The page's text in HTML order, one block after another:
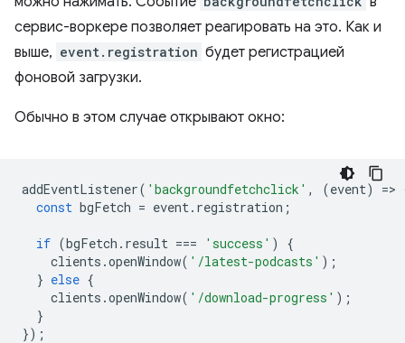
сервис-воркере позволяет реагировать на это. Как и
выше, event.registration будет регистрацией
фоновой загрузки.
Обычно в этом случае открывают окно:
addEventListener( 'backgroundfetchclick' , (event) =>
const bgFetch = event. registration ;
if (bgFetch . result === 'success' )
{
clients .openWindow( '/latest-podcasts' );
} else {
clients .openWindow( '/download-progress' );
}
});